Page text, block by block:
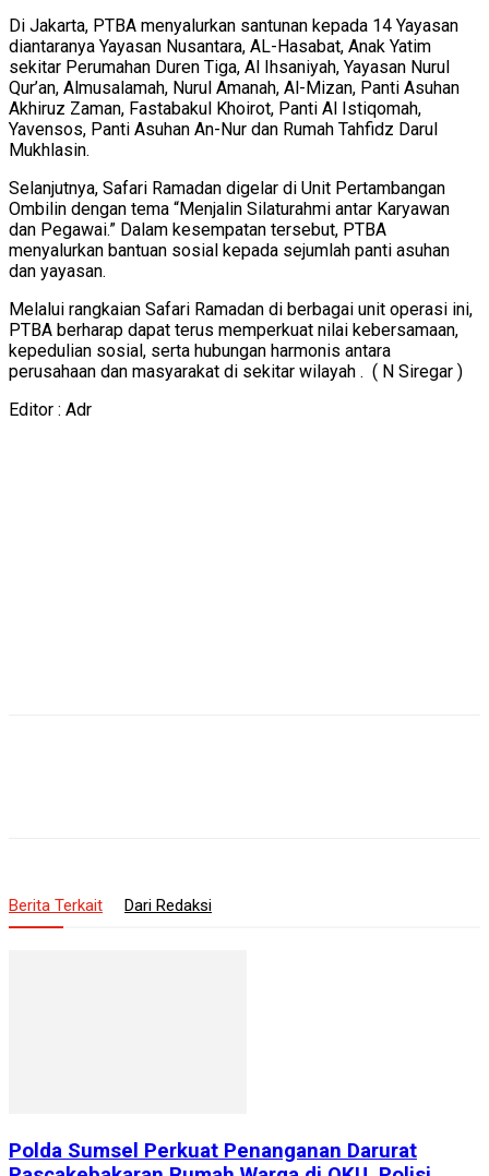
Di Jakarta, PTBA menyalurkan santunan kepada 14 Yayasan
diantaranya Yayasan Nusantara, AL-Hasabat, Anak Yatim
sekitar Perumahan Duren Tiga, Al Ihsaniyah, Yayasan Nurul
Qur’an, Almusalamah, Nurul Amanah, Al-Mizan, Panti Asuhan
Akhiruz Zaman, Fastabakul Khoirot, Panti Al Istiqomah,
Yavensos, Panti Asuhan An-Nur dan Rumah Tahfidz Darul
Mukhlasin.
Selanjutnya, Safari Ramadan digelar di Unit Pertambangan
Ombilin dengan tema “Menjalin Silaturahmi antar Karyawan
dan Pegawai.” Dalam kesempatan tersebut, PTBA
menyalurkan bantuan sosial kepada sejumlah panti asuhan
dan yayasan.
Melalui rangkaian Safari Ramadan di berbagai unit operasi ini,
PTBA berharap dapat terus memperkuat nilai kebersamaan,
kepedulian sosial, serta hubungan harmonis antara
perusahaan dan masyarakat di sekitar wilayah . ( N Siregar )
Editor : Adr
Berita Terkait Dari Redaksi
Polda Sumsel Perkuat Penanganan Darurat